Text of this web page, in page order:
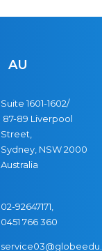
AU
Suite 1601-1602/
87-89 Liverpool
Street,
Sydney, NSW 2000
Australia
02-92647171,
0451 766360